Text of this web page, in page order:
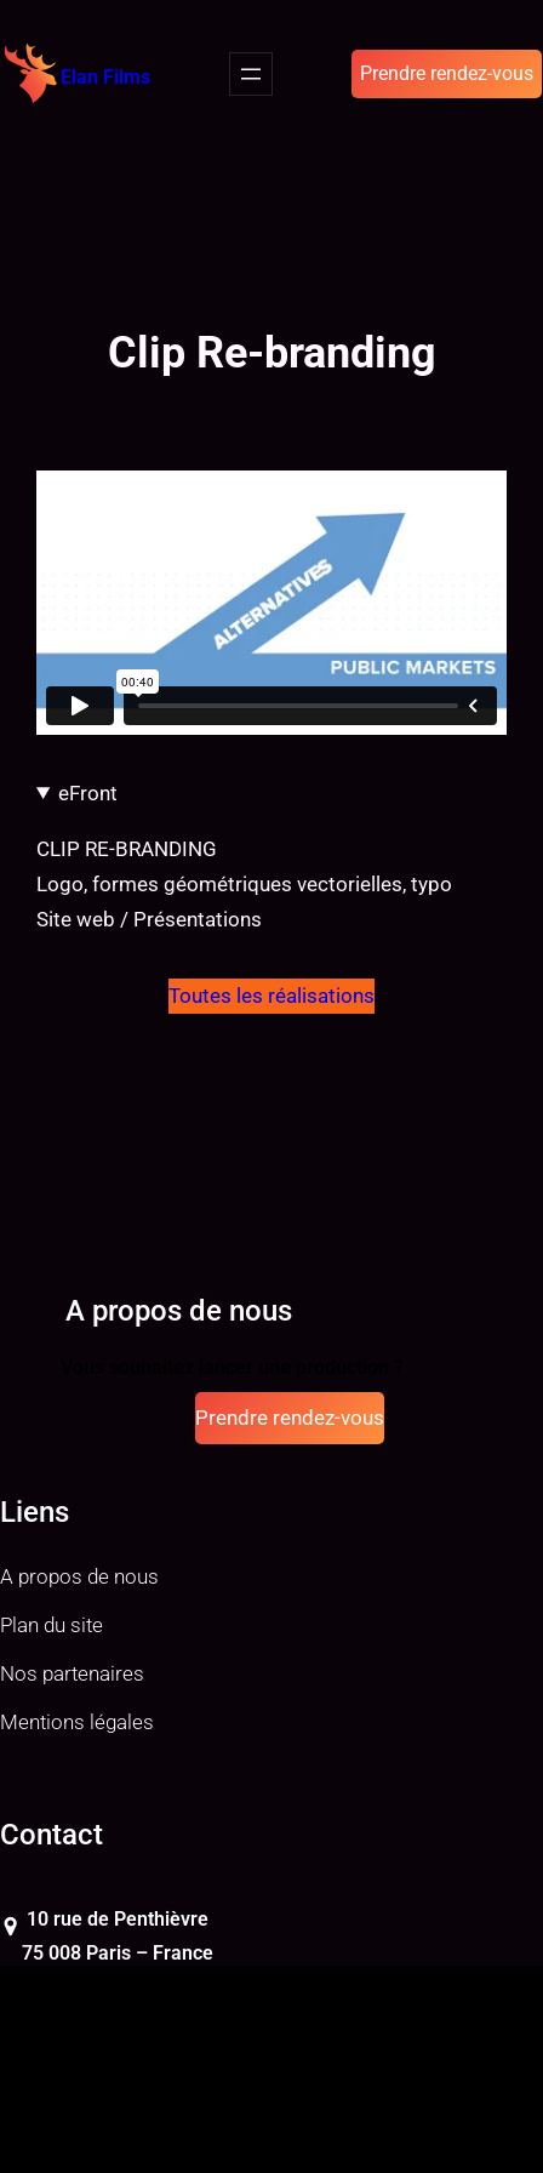
Elan Films Prendre rendez-vous
Clip Re-branding
eFront
CLIP RE-BRANDING
Logo, formes géométriques vectorielles, typo
Site web / Présentations
Toutes les réalisations
A propos de nous
Prendre rendez-vous
Liens
A propos de nous
Plan du site
Nos partenaires
Mentions légales
Contact
10 rue de Penthièvre
75 008 Paris – France